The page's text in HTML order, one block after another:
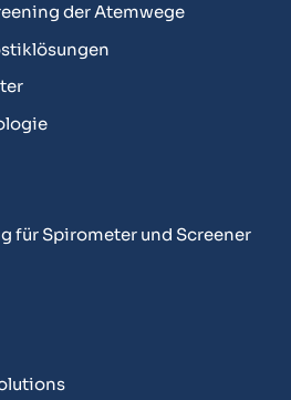
der Atemwege
für Spirometer und Screener